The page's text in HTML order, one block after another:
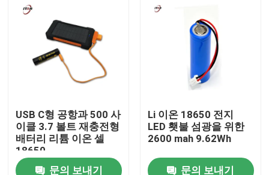
USB C형 공항과 500 사
이클 3.7 볼트 재충전형
배터리 리튬 이온 셀
18650
문의 보내기
Li 이온 18650 전지
LED 횃불 섬광을 위한
2600 mah 9.62Wh
문의 보내기